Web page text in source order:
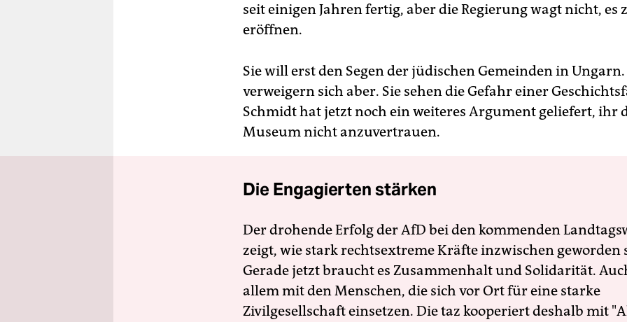
seit einigen Jahren fertig, aber die Regierung wagt nicht, es
eröffnen.
Sie will erst den Segen der jüdischen Gemeinden in Ungarn.
verweigern sich aber. Sie sehen die Gefahr einer
Schmidt hat jetzt noch ein weiteres Argument geliefert, ihr
Museum nicht anzuvertrauen.
Die Engagierten stärken
Der drohende Erfolg der AfD bei den kommenden
zeigt, wie stark rechtsextreme Kräfte inzwischen geworden
Gerade jetzt braucht es Zusammenhalt und Solidarität.
allem mit den Menschen, die sich vor Ort für eine starke
Zivilgesellschaft einsetzen. Die taz kooperiert deshalb mit